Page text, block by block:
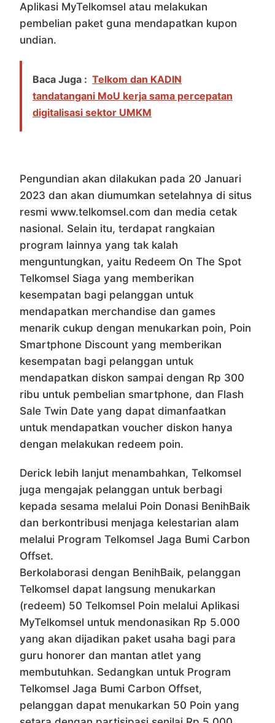
Aplikasi MyTelkomsel atau melakukan
pembelian paket guna mendapatkan kupon
undian.
Baca Juga : Telkom dan KADIN
tandatangani MoU kerja sama percepatan
digitalisasi sektor UMKM
Pengundian akan dilakukan pada 20 Januari
2023 dan akan diumumkan setelahnya di situs
resmi www.telkomsel.com dan media cetak
nasional. Selain itu, terdapat rangkaian
program lainnya yang tak kalah
menguntungkan, yaitu Redeem On The Spot
Telkomsel Siaga yang memberikan
kesempatan bagi pelanggan untuk
mendapatkan merchandise dan games
menarik cukup dengan menukarkan poin, Poin
Smartphone Discount yang memberikan
kesempatan bagi pelanggan untuk
mendapatkan diskon sampai dengan Rp 300
ribu untuk pembelian smartphone, dan Flash
Sale Twin Date yang dapat dimanfaatkan
untuk mendapatkan voucher diskon hanya
dengan melakukan redeem poin.
Derick lebih lanjut menambahkan, Telkomsel
juga mengajak pelanggan untuk berbagi
kepada sesama melalui Poin Donasi BenihBaik
dan berkontribusi menjaga kelestarian alam
melalui Program Telkomsel Jaga Bumi Carbon
Offset.
Berkolaborasi dengan BenihBaik, pelanggan
Telkomsel dapat langsung menukarkan
(redeem) 50 Telkomsel Poin melalui Aplikasi
MyTelkomsel untuk mendonasikan Rp 5.000
yang akan dijadikan paket usaha bagi para
guru honorer dan mantan atlet yang
membutuhkan. Sedangkan untuk Program
Telkomsel Jaga Bumi Carbon Offset,
pelanggan dapat menukarkan 50 Poin yang